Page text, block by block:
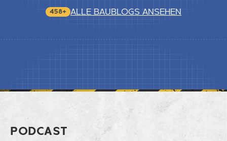
458+ ALLE BAUBLOGS ANSEHEN
Footer Hypothek, Eigenkapital und
PODCAST